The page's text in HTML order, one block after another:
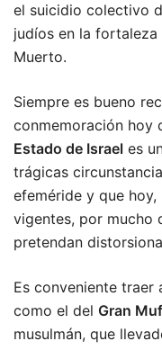
el suicidio colectivo
judíos en la
Muerto.
Siempre es bueno
conmemoración hoy
Estado de Israel es
trágicas
efeméride y que
vigentes, por mucho
pretendan
Es conveniente traer
como el del Gran
musulmán, que